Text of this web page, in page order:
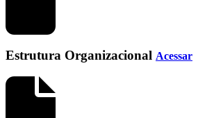
Estrutura Organizacional Acessar